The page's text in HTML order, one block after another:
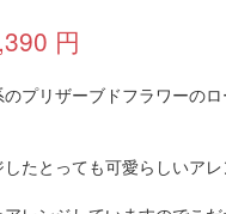
円
プリザーブドフラワーの
たとっても可愛らしいアレ